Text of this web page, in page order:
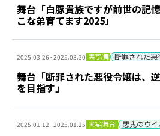
舞台「白豚貴族ですが前世の記
こな弟育てます2025」
2025.03.26 - 2025.03.30 実写/舞台
舞台「断罪された悪役令嬢は、
を目指す」
2025.01.12 - 2025.01.25 実写/舞台 悪鬼のウイ